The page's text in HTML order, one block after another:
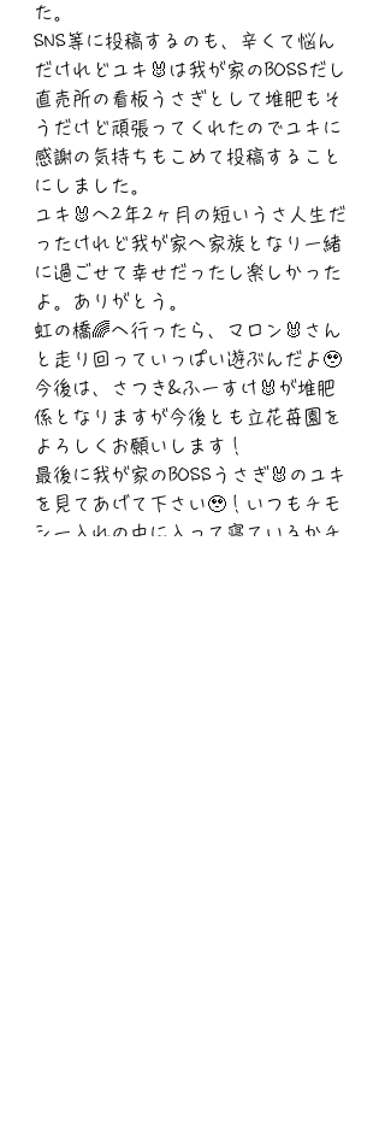
た。
SNS等に投稿するのも、辛くて悩ん
だけれどユキ🐰は我が家のBOSSだし
直売所の看板うさぎとして堆肥もそ
うだけど頑張ってくれたのでユキに
感謝の気持ちもこめて投稿すること
にしました。
ユキ🐰へ2年2ヶ月の短いうさ人生だ
ったけれど我が家へ家族となり一緒
に過ごせて幸せだったし楽しかった
よ。ありがとう。
虹の橋🌈へ行ったら、マロン🐰さん
と走り回っていっぱい遊ぶんだよ🥹
今後は、さつき&ふーすけ🐰が堆肥
係となりますが今後とも立花苺園を
よろしくお願いします！
最後に我が家のBOSSうさぎ🐰のユキ
を見てあげて下さい🥹！いつもチモ
シー入れの中に入って寝ているかチ